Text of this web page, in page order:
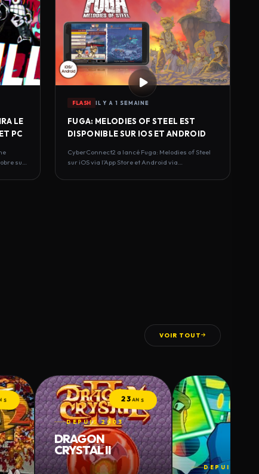
LE
PC
sur
FLASH IL Y A 1 SEMAINE
FUGA: MELODIES OF STEEL EST
DISPONIBLE SUR IOS ET ANDROID
CyberConnect2 a lancé Fuga: Melodies of Steel
sur iOS via l’App Store et Android via…
VOIR TOUT
23ANS
DEPUIS 2003
DRAGON
CRYSTAL II
DEPUIS